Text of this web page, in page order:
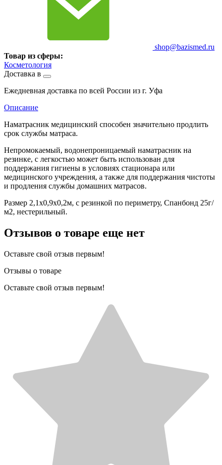
shop@bazismed.ru
Товар из сферы:
Косметология
Доставка в
Ежедневная доставка по всей России из г. Уфа
Описание
Наматрасник медицинский способен значительно продлить
срок службы матраса.
Непромокаемый, водонепроницаемый наматрасник на
резинке, с легкостью может быть использован для
поддержания гигиены в условиях стационара или
медицинского учреждения, а также для поддержания чистоты
и продления службы домашних матрасов.
Размер 2,1х0,9х0,2м, с резинкой по периметру, Спанбонд 25г/
м2, нестерильный.
Отзывов о товаре еще нет
Оставьте свой отзыв первым!
Отзывы о товаре
Оставьте свой отзыв первым!